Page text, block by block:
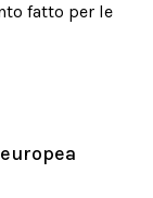
fatto per le